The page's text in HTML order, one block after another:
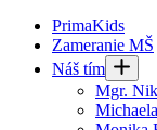
PrimaKids
Zameranie MŠ
Náš tím
Mgr.